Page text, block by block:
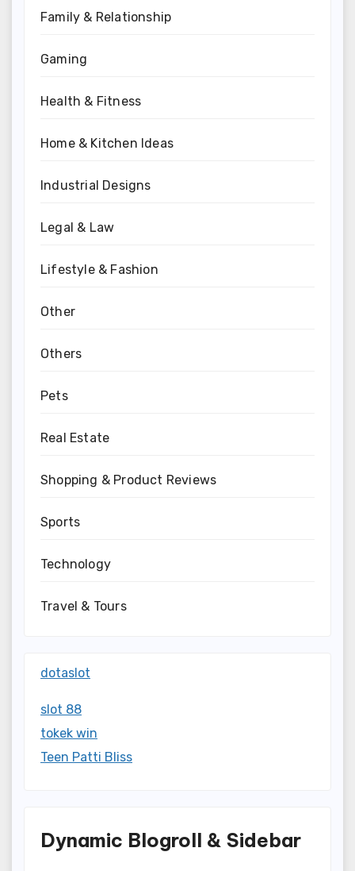
Family & Relationship
Gaming
Health & Fitness
Home & Kitchen Ideas
Industrial Designs
Legal & Law
Lifestyle & Fashion
Other
Others
Pets
Real Estate
Shopping & Product Reviews
Sports
Technology
Travel & Tours
dotaslot
slot 88
tokek win
Teen Patti Bliss
Dynamic Blogroll & Sidebar